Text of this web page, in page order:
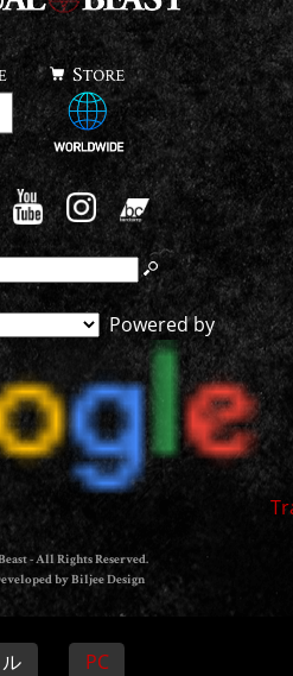
Powered by
- All Rights Reserved.
by Biljee Design
PC